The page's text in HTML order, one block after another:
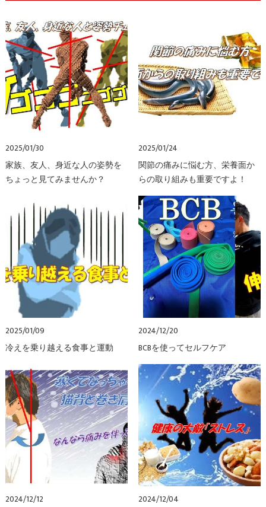
2025/01/30
家族、友人、身近な人の姿勢を
ちょっと見てみませんか？
2025/01/24
関節の痛みに悩む方、栄養面か
らの取り組みも重要ですよ！
2025/01/09
冷えを乗り越える食事と運動
2024/12/20
BCBを使ってセルフケア
2024/12/12
2024/12/04